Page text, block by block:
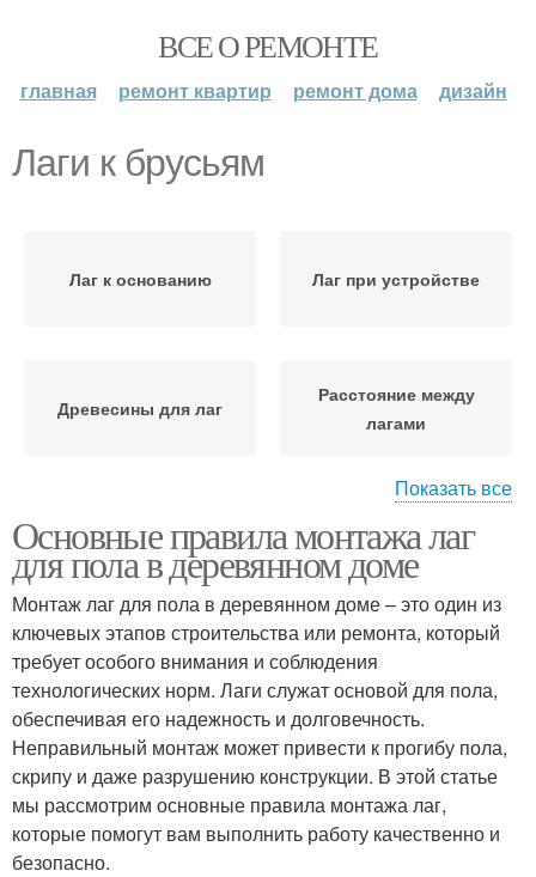
ВСЕ О РЕМОНТЕ
главная ремонт квартир ремонт дома дизайн
Лаги к брусьям
Лаг к основанию Лаг при устройстве
Древесины для лаг
Расстояние между
лагами
Обвязки из бруса Брус для каркаса
Каркас из бруса Установленные лаги
Зазор между лагами
Показать все
Основные правила монтажа лаг
для пола в деревянном доме
Монтаж лаг для пола в деревянном доме – это один из
ключевых этапов строительства или ремонта, который
требует особого внимания и соблюдения
технологических норм. Лаги служат основой для пола,
обеспечивая его надежность и долговечность.
Неправильный монтаж может привести к прогибу пола,
скрипу и даже разрушению конструкции. В этой статье
мы рассмотрим основные правила монтажа лаг,
которые помогут вам выполнить работу качественно и
безопасно.